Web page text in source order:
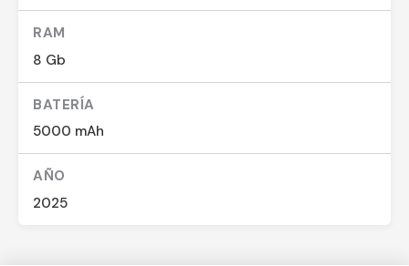
RAM
8 Gb
BATERÍA
5000 mAh
AÑO
2025